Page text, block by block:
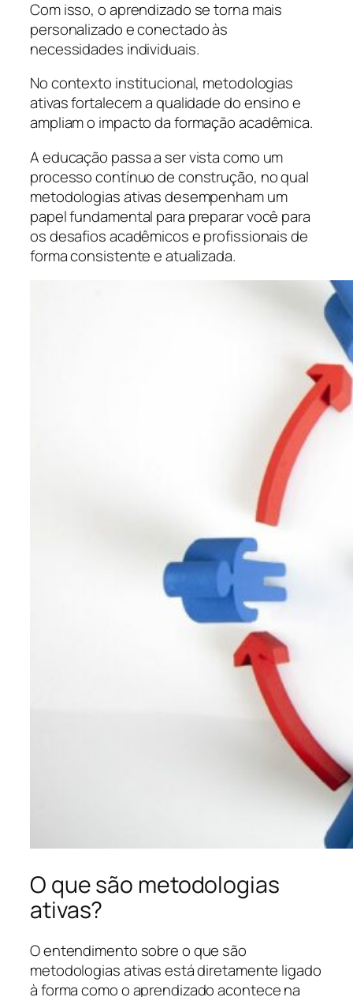
Com isso, o aprendizado se torna mais
personalizado e conectado às
necessidades individuais.
No contexto institucional, metodologias
ativas fortalecem a qualidade do ensino e
ampliam o impacto da formação acadêmica.
A educação passa a ser vista como um
processo contínuo de construção, no qual
metodologias ativas desempenham um
papel fundamental para preparar você para
os desafios acadêmicos e profissionais de
forma consistente e atualizada.
O que são metodologias
ativas?
O entendimento sobre o que são
metodologias ativas está diretamente ligado
à forma como o aprendizado acontece na